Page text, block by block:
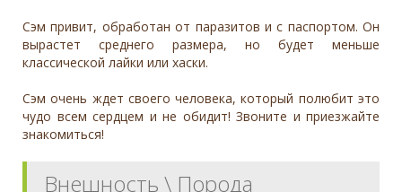
Сэм привит, обработан от паразитов и с паспортом. Он
вырастет среднего размера, но будет меньше
классической лайки или хаски.
Сэм очень ждет своего человека, который полюбит это
чудо всем сердцем и не обидит! Звоните и приезжайте
знакомиться!
Внешность \ Порода